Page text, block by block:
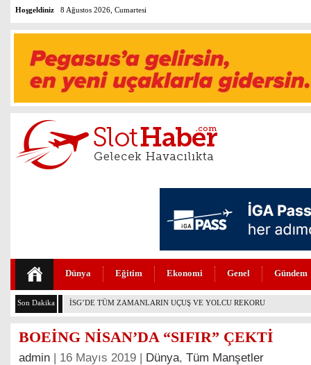
Hoşgeldiniz 8 Ağustos 2026, Cumartesi
Dünya Eğitim Ekonomi Genel Gündem
Son Dakika THY’DE TÜM ZAMANLARIN REKORU
BOEİNG NİSAN’DA “SIFIR” ÇEKTİ
admin | 16 Mayıs 2019 | Dünya, Tüm Manşetler